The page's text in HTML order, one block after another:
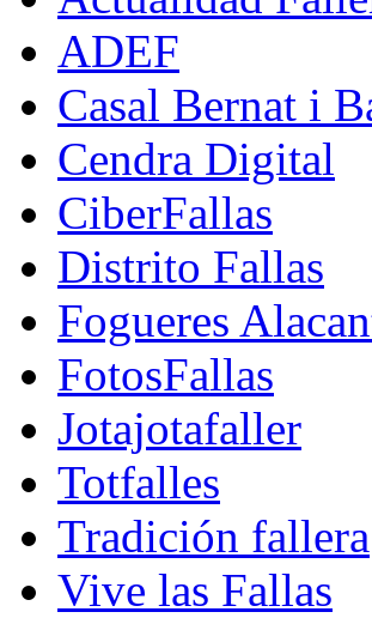
ADEF
Casal Bernat i
Cendra Digital
CiberFallas
Distrito Fallas
Fogueres
FotosFallas
Jotajotafaller
Totfalles
Tradición fallera
Vive las Fallas